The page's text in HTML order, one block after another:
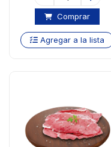
Comprar
Agregar a la lista